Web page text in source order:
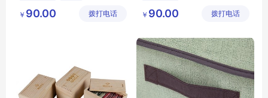
多功能茶叶盒
限公司
￥ 90.00 拨打电话
茶叶收纳盒
限公司
￥ 90.00 拨打电话